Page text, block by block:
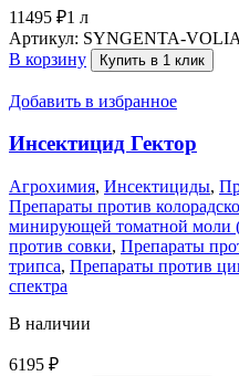
11495 ₽1 л
Артикул: SYNGENTA-
В корзину
Купить в 1 клик
Добавить в избранное
Инсектицид Гектор
Агрохимия, Инсектициды,
Препараты против
минирующей томатной моли
против совки, Препараты
трипса, Препараты против
спектра
В наличии
6195 ₽